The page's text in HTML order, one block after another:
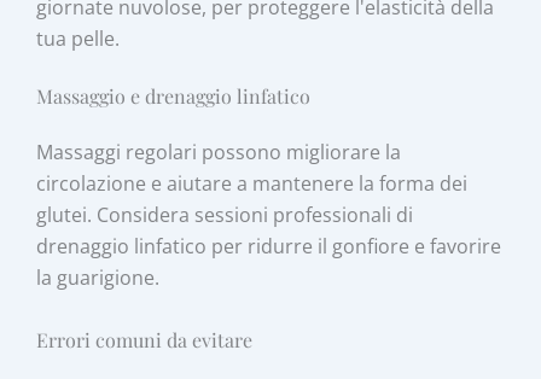
giornate nuvolose, per proteggere l'elasticità della
tua pelle.
Massaggio e drenaggio linfatico
Massaggi regolari possono migliorare la
circolazione e aiutare a mantenere la forma dei
glutei. Considera sessioni professionali di
drenaggio linfatico per ridurre il gonfiore e favorire
la guarigione.
Errori comuni da evitare